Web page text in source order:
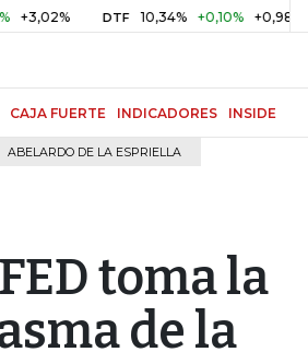
DTF 10,34% +0,10% +0,98% UVR
CAJA FUERTE INDICADORES INSIDE
ABELARDO DE LA ESPRIELLA
toma la
de la